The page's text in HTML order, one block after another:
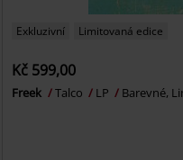
Exkluzivní Limitovaná edice
Kč 599,00
Freek Talco LP Barevné,